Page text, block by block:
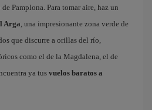
Pamplona. Para tomar aire, haz un
Arga, una impresionante zona verde de
que discurre a orillas del río,
como el de la Magdalena, el de
ya tus vuelos baratos a